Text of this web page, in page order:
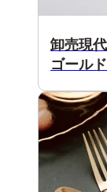
卸売現
ゴール